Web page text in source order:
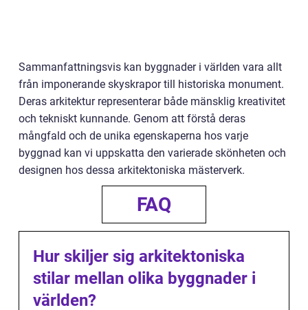
Sammanfattningsvis kan byggnader i världen vara allt
från imponerande skyskrapor till historiska monument.
Deras arkitektur representerar både mänsklig kreativitet
och tekniskt kunnande. Genom att förstå deras
mångfald och de unika egenskaperna hos varje
byggnad kan vi uppskatta den varierade skönheten och
designen hos dessa arkitektoniska mästerverk.
FAQ
Hur skiljer sig arkitektoniska
stilar mellan olika byggnader i
världen?